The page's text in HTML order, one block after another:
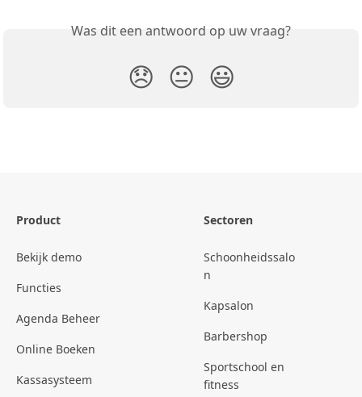
Was dit een antwoord op uw vraag?
😞 😐 😃
Product
Bekijk demo
Functies
Agenda Beheer
Online Boeken
Kassasysteem
Sectoren
Schoonheidssalo
n
Kapsalon
Barbershop
Sportschool en
fitness